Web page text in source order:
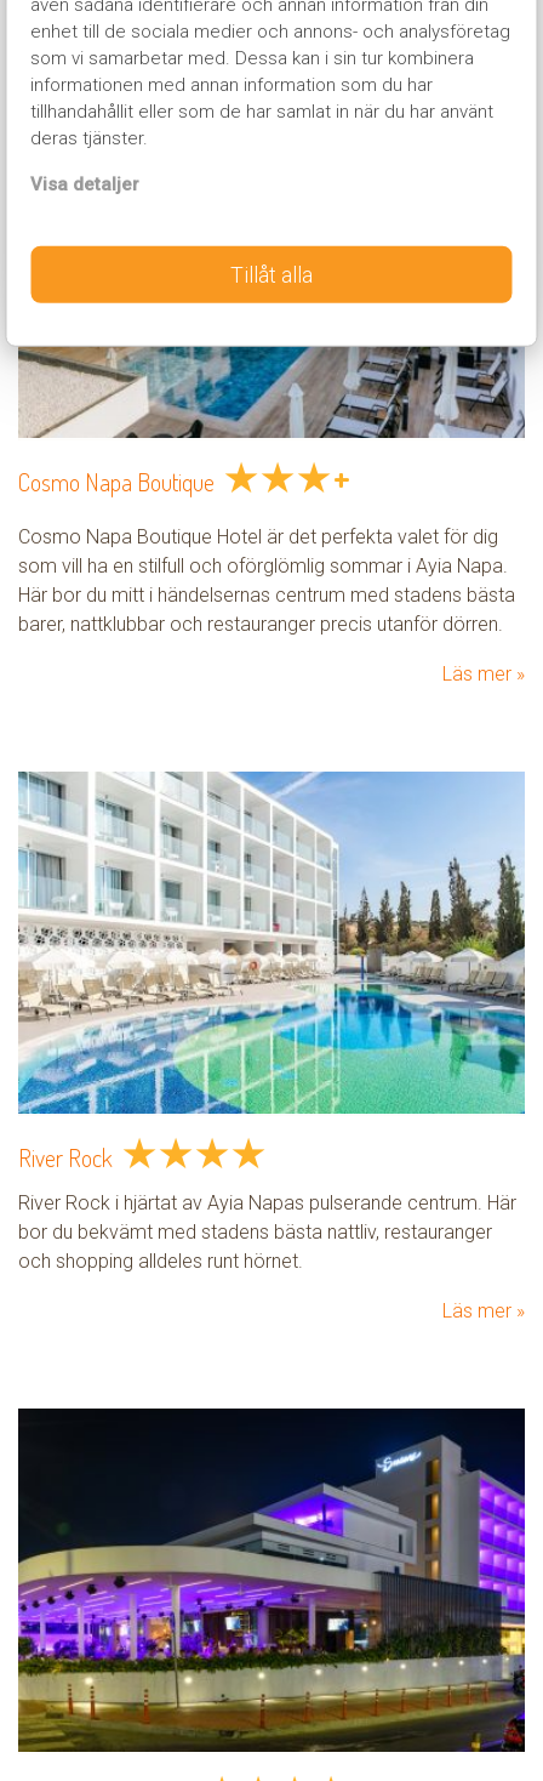
även sådana identifierare och annan information från din
enhet till de sociala medier och annons- och analysföretag
som vi samarbetar med. Dessa kan i sin tur kombinera
informationen med annan information som du har
tillhandahållit eller som de har samlat in när du har använt
deras tjänster.
Visa detaljer
Tillåt alla
Cosmo Napa Boutique ★★★+
Cosmo Napa Boutique Hotel är det perfekta valet för dig
som vill ha en stilfull och oförglömlig sommar i Ayia Napa.
Här bor du mitt i händelsernas centrum med stadens bästa
barer, nattklubbar och restauranger precis utanför dörren.
Läs mer
River Rock ★★★★
River Rock i hjärtat av Ayia Napas pulserande centrum. Här
bor du bekvämt med stadens bästa nattliv, restauranger
och shopping alldeles runt hörnet.
Läs mer